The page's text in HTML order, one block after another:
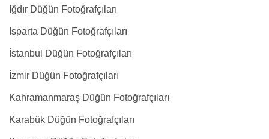
Iğdır Düğün Fotoğrafçıları
Isparta Düğün Fotoğrafçıları
İstanbul Düğün Fotoğrafçıları
İzmir Düğün Fotoğrafçıları
Kahramanmaraş Düğün Fotoğrafçıları
Karabük Düğün Fotoğrafçıları